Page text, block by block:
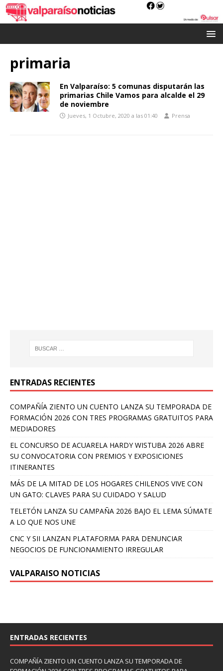
primaria
En Valparaíso: 5 comunas disputarán las
primarias Chile Vamos para alcalde el 29
de noviembre
Jueves, 1 Octubre, 2020 a las 01:40 Prensa
ENTRADAS RECIENTES
COMPAÑÍA ZIENTO UN CUENTO LANZA SU TEMPORADA DE
FORMACIÓN 2026 CON TRES PROGRAMAS GRATUITOS PARA
MEDIADORES
EL CONCURSO DE ACUARELA HARDY WISTUBA 2026 ABRE
SU CONVOCATORIA CON PREMIOS Y EXPOSICIONES
ITINERANTES
MÁS DE LA MITAD DE LOS HOGARES CHILENOS VIVE CON
UN GATO: CLAVES PARA SU CUIDADO Y SALUD
TELETÓN LANZA SU CAMPAÑA 2026 BAJO EL LEMA SÚMATE
A LO QUE NOS UNE
CNC Y SII LANZAN PLATAFORMA PARA DENUNCIAR
NEGOCIOS DE FUNCIONAMIENTO IRREGULAR
VALPARAISO NOTICIAS
ENTRADAS RECIENTES
COMPAÑÍA ZIENTO UN CUENTO LANZA SU TEMPORADA DE